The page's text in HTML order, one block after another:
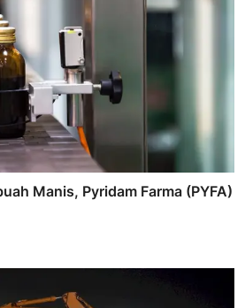
Manis, Pyridam Farma (PYFA)